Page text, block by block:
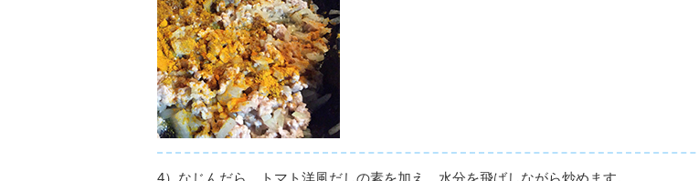
4）なじんだら、トマト洋風だしの素を加え、水分を飛ばしながら炒めます。